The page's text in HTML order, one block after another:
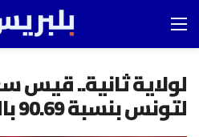
لولاية ثانية.. قيس
لتونس بنسبة 90.69 بالمئة من الأصوات